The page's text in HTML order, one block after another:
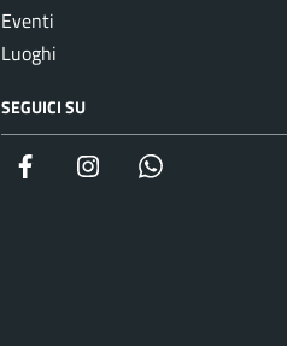
Eventi
Luoghi
SEGUICI SU
Facebook Instagram